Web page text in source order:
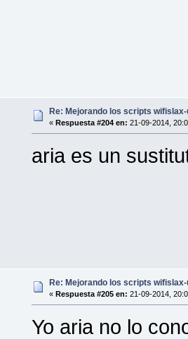
Re: Mejorando los scripts
« Respuesta #204 en: 21-09-2014,
aria es un
Re: Mejorando los scripts
« Respuesta #205 en: 21-09-2014,
Yo aria no lo